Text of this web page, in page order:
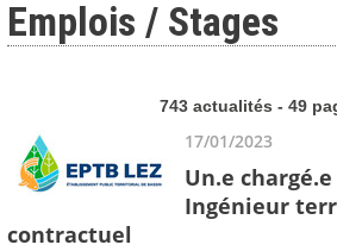
Emplois / Stages
743 actualités - 49
17/01/2023
Un.e
Ingénieur
contractuel